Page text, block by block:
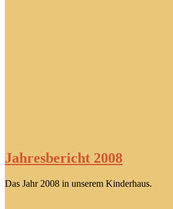
Jahresbericht 2008
Das Jahr 2008 in unserem Kinderhaus.